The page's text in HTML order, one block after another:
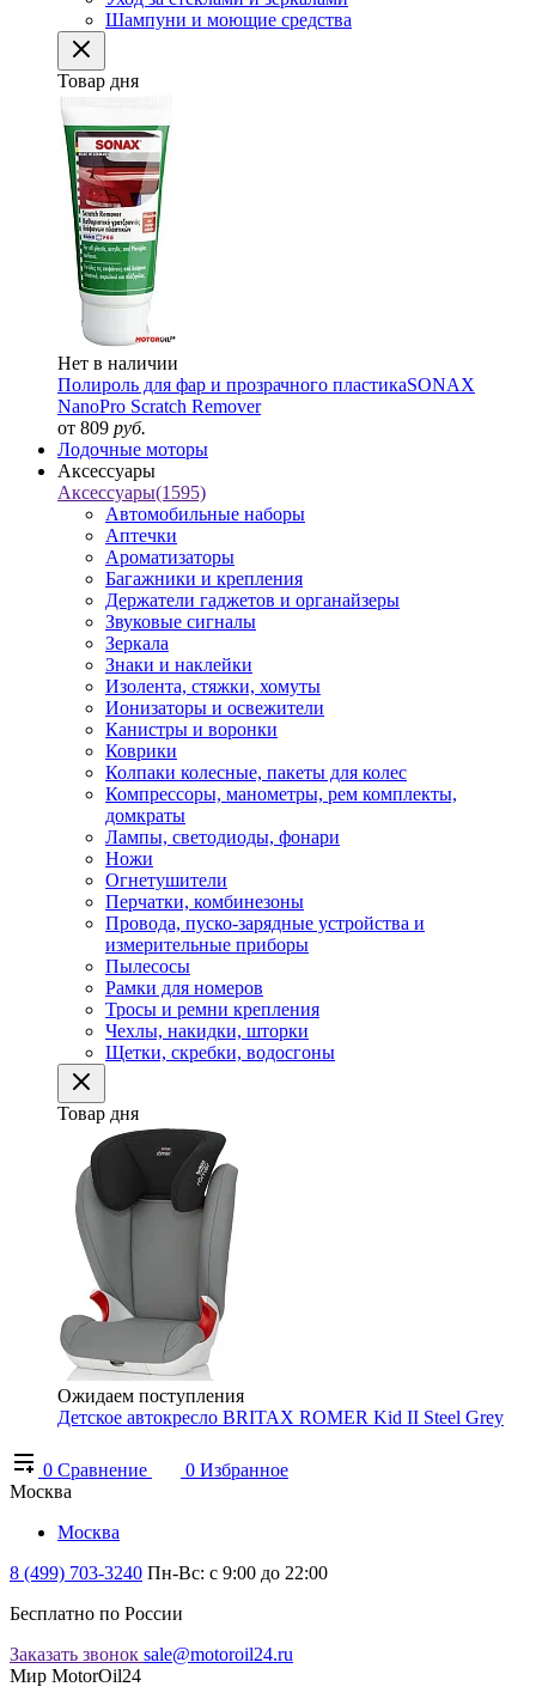
Шампуни и моющие средства
Товар дня
Нет в наличии
Полироль для фар и прозрачного пластикаSONAX
NanoPro Scratch Remover
от 809 руб.
Лодочные моторы
Аксессуары
Аксессуары(1595)
Автомобильные наборы
Аптечки
Ароматизаторы
Багажники и крепления
Держатели гаджетов и органайзеры
Звуковые сигналы
Зеркала
Знаки и наклейки
Изолента, стяжки, хомуты
Ионизаторы и освежители
Канистры и воронки
Коврики
Колпаки колесные, пакеты для колес
Компрессоры, манометры, рем комплекты,
домкраты
Лампы, светодиоды, фонари
Ножи
Огнетушители
Перчатки, комбинезоны
Провода, пуско-зарядные устройства и
измерительные приборы
Пылесосы
Рамки для номеров
Тросы и ремни крепления
Чехлы, накидки, шторки
Щетки, скребки, водосгоны
Товар дня
Ожидаем поступления
Детское автокресло BRITAX ROMER Kid II Steel Grey
0 Сравнение 0 Избранное
Москва
Москва
8 (499) 703-3240 Пн-Вс: с 9:00 до 22:00
Бесплатно по России
Заказать звонок sale@motoroil24.ru
Мир MotorOil24